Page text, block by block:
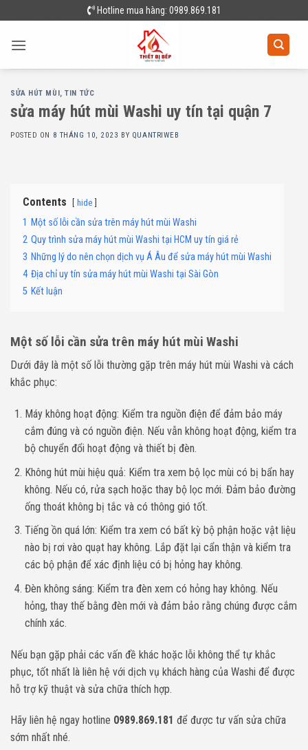
to
content
Hotline mua hàng: 0989.869.181
SỬA HÚT MÙI,TIN TỨC
sửa máy hút mùi Washi uy tín tại quận 7
POSTED ON 8 THÁNG 10, 2023 BY QUANTRIWEB
Contents hide
1 Một số lỗi cần sửa trên máy hút mùi Washi
2 Quy trình sửa máy hút mùi Washi tại HCM uy tín giá rẻ
3 Những lý do nên chọn dịch vụ Á Âu để sửa máy hút mùi Washi
4 Địa chỉ uy tín sửa máy hút mùi Washi tại Sài Gòn
5 Kết luận
Một số lỗi cần sửa trên máy hút mùi Washi
Dưới đây là một số lỗi thường gặp trên máy hút mùi Washi và cách
khắc phục:
Máy không hoạt động: Kiểm tra nguồn điện để đảm bảo máy
cắm đúng và có nguồn điện. Nếu vẫn không hoạt động, kiểm tra
bộ chuyển đổi hoạt động và thiết bị đèn.
Không hút mùi hiệu quả: Kiểm tra xem bộ lọc mùi có bị bẩn hay
không. Nếu có, rửa sạch hoặc thay bộ lọc mới. Đảm bảo đường
ống thoát không bị tắc và có thông gió tốt.
Tiếng ồn quá lớn: Kiểm tra xem có bất kỳ bộ phận hoặc vật liệu
nào bị rơi vào quạt hay không. Lắp đặt lại cẩn thận và kiểm tra
các bộ phận để xác định liệu có bị hỏng hay không.
Đèn không sáng: Kiểm tra đèn xem có hỏng hay không. Nếu
hỏng, thay thế bằng đèn mới và đảm bảo rằng chúng được cắm
chính xác.
Nếu bạn gặp phải các vấn đề khác hoặc lỗi không thể tự khắc
phục, tốt nhất là liên hệ với dịch vụ khách hàng của Washi để được
hỗ trợ kỹ thuật và sửa chữa thích hợp.
Hãy liên hệ ngay hotline 0989.869.181 để được tư vấn sửa chữa
sớm nhất nhé.